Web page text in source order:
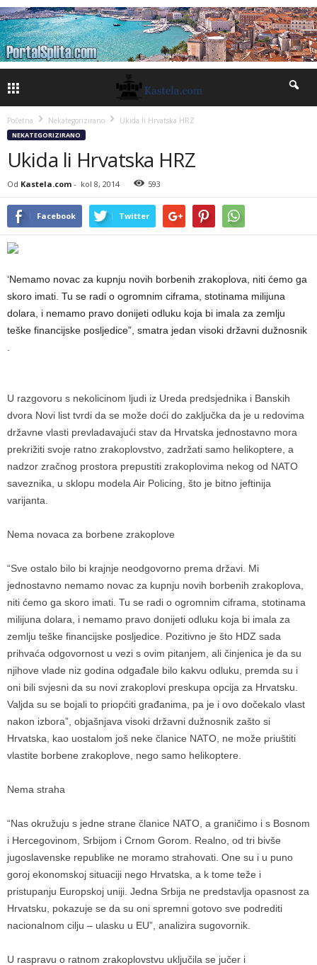
Početna Nekategorizirano Ukida li Hrvatska HRZ
NEKATEGORIZIRANO
Ukida li Hrvatska HRZ
Od Kastela.com - kol 8, 2014 593
Facebook Twitter
‘Nemamo novac za kupnju novih borbenih zrakoplova, niti ćemo ga
skoro imati. Tu se radi o ogromnim ciframa, stotinama milijuna
dolara, i nemamo pravo donijeti odluku koja bi imala za zemlju
teške financijske posljedice”, smatra jedan visoki državni dužnosnik
U razgovoru s nekolicinom ljudi iz Ureda predsjednika i Banskih
dvora Novi list tvrdi da se može doći do zaključka da je u redovima
državne vlasti prevladavajući stav da Hrvatska jednostavno mora
prekrižiti svoje ratno zrakoplovstvo, zadržati samo helikoptere, a
nadzor zračnog prostora prepustiti zrakoplovima nekog od NATO
saveznika, u sklopu modela Air Policing, što je bitno jeftinija
varijanta.
Nema novaca za borbene zrakoplove
“Sve ostalo bilo bi krajnje neodgovorno prema državi. Mi
jednostavno nemamo novac za kupnju novih borbenih zrakoplova,
niti ćemo ga skoro imati. Tu se radi o ogromnim ciframa, stotinama
milijuna dolara, i nemamo pravo donijeti odluku koja bi imala za
zemlju teške financijske posljedice. Pozitivno je što HDZ sada
prihvaća odgovornost u vezi s ovim pitanjem, ali činjenica je da su
njihove vlade niz godina odgađale bilo kakvu odluku, premda su i
oni bili svjesni da su novi zrakoplovi preskupa opcija za Hrvatsku.
Valjda su se bojali to priopćiti građanima, pa je i ovo dočekalo vlast
nakon izbora”, objašnjava visoki državni dužnosnik zašto si
Hrvatska, kao uostalom još neke članice NATO, ne može priuštiti
vlastite borbene zrakoplove, nego samo helikoptere.
Nema straha
“Nas okružuju s jedne strane članice NATO, a graničimo i s Bosnom
i Hercegovinom, Srbijom i Crnom Gorom. Realno, od tri bivše
jugoslavenske republike ne moramo strahovati. One su i u puno
goroj ekonomskoj situaciji nego Hrvatska, a k tome teže i
pristupanju Europskoj uniji. Jedna Srbija ne predstavlja opasnost za
Hrvatsku, pokazuje se da su oni spremni gotovo sve podrediti
nacionalnom cilju – ulasku u EU”, analizira sugovornik.
U raspravu o ratnom zrakoplovstvu uključila se jučer i